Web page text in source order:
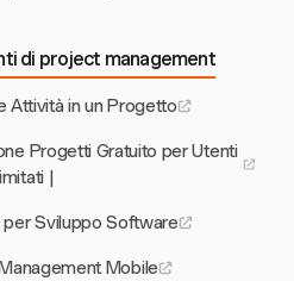
di project management
Attività in un Progetto
Progetti Gratuito per Utenti
|
Sviluppo Software
Mobile